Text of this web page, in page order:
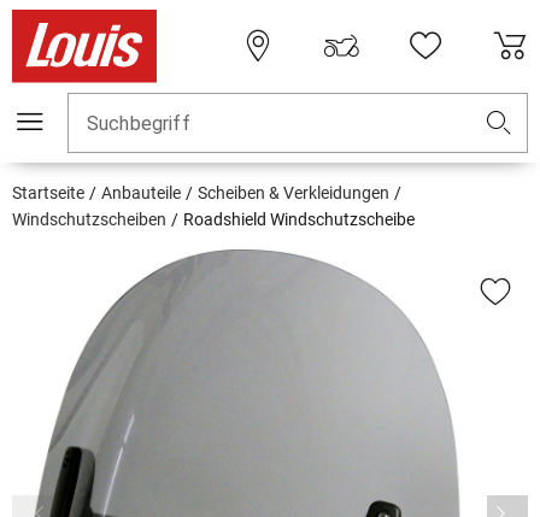
Suchbegriff
Startseite Anbauteile
Scheiben & Verkleidungen
Windschutzscheiben
Roadshield Windschutzscheibe